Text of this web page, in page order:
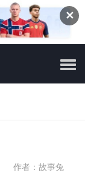
✕
作者：故事兔